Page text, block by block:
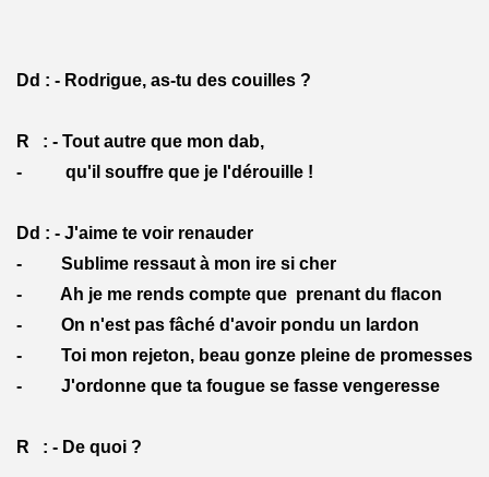
Dd : - Rodrigue, as-tu des couilles ?
R : - Tout autre que mon dab,
- qu'il souffre que je l'dérouille !
Dd : - J'aime te voir renauder
- Sublime ressaut à mon ire si cher
- Ah je me rends compte que prenant du flacon
- On n'est pas fâché d'avoir pondu un lardon
- Toi mon rejeton, beau gonze pleine de promesses
- J'ordonne que ta fougue se fasse vengeresse
R : - De quoi ?